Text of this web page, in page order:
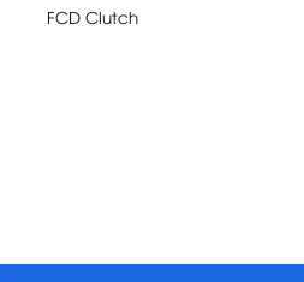
FCD Clutch